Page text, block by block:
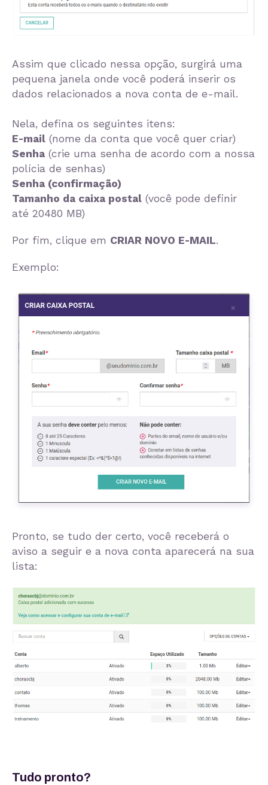
Assim que clicado nessa opção, surgirá uma
pequena janela onde você poderá inserir os
dados relacionados a nova conta de e-mail.
Nela, defina os seguintes itens:
E-mail (nome da conta que você quer criar)
Senha (crie uma senha de acordo com a nossa
polícia de senhas)
Senha (confirmação)
Tamanho da caixa postal (você pode definir
até 20480 MB)
Por fim, clique em CRIAR NOVO E-MAIL.
Exemplo:
Pronto, se tudo der certo, você receberá o
aviso a seguir e a nova conta aparecerá na sua
lista:
Tudo pronto?